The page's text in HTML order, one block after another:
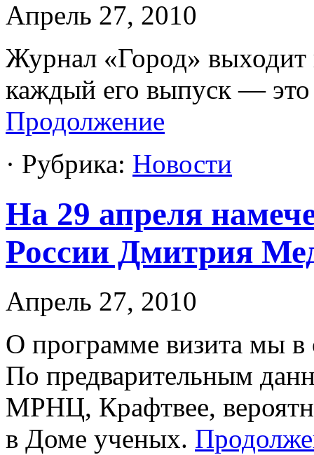
Апрель 27, 2010
Журнал «Город»
каждый его выпуск —
Продолжение
· Рубрика: Новости
На 29 апреля
России Дмитрия
Апрель 27, 2010
О программе визита мы
По предварительным
МРНЦ, Крафтвее,
в Доме ученых.